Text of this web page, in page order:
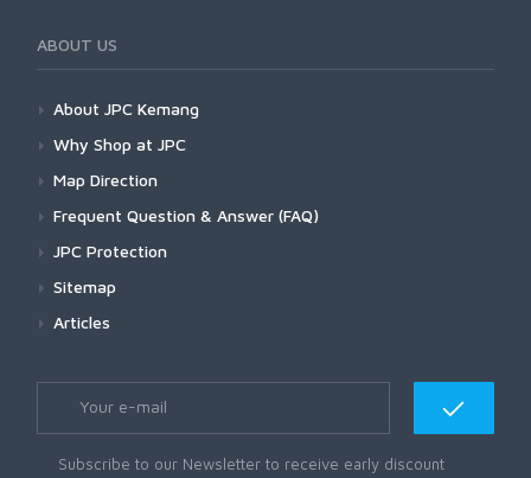
ABOUT US
About JPC Kemang
Why Shop at JPC
Map Direction
Frequent Question & Answer (FAQ)
JPC Protection
Sitemap
Articles
Subscribe to our Newsletter to receive early discount